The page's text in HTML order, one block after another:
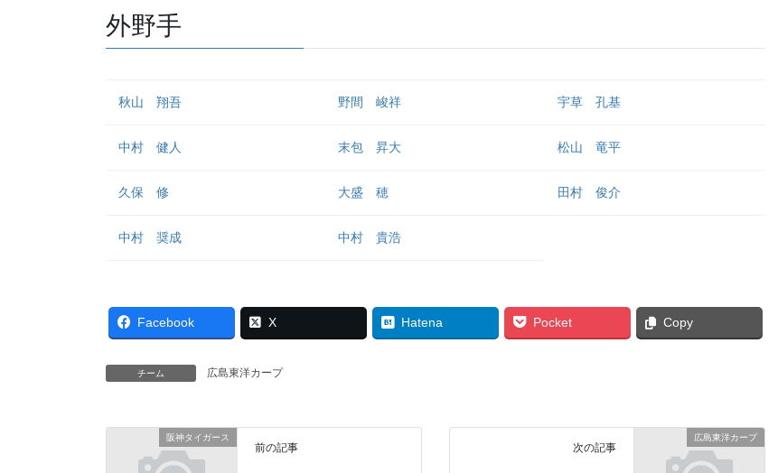
外野手
秋山 翔吾 野間 峻祥 宇草 孔基
中村 健人 末包 昇大 松山 竜平
久保 修 大盛 穂 田村 俊介
中村 奨成 中村 貴浩
Facebook X Hatena Pocket Copy
チーム 広島東洋カープ
阪神タイガース
前の記事
広島東洋カープ
次の記事